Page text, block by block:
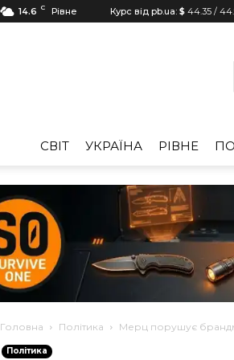
14.6 C Рівне Курс від pb.ua: $ 44.35 /
CВІТ УКРАЇНА РІВНЕ
Головна Політика Мерц порушує
Політика